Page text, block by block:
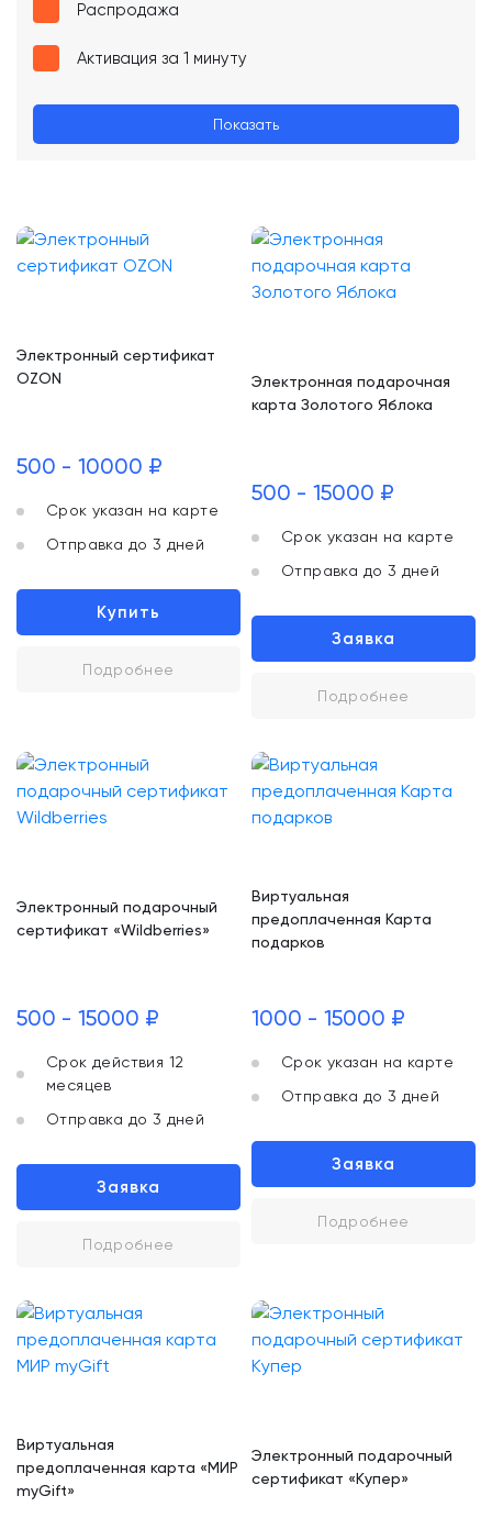
Распродажа
Активация за 1 минуту
Показать
Электронный сертификат
OZON
500 - 10000 ₽
Срок указан на карте
Отправка до 3 дней
Купить
Подробнее
Электронная подарочная
карта Золотого Яблока
500 - 15000 ₽
Срок указан на карте
Отправка до 3 дней
Заявка
Подробнее
Электронный подарочный
сертификат «Wildberries»
500 - 15000 ₽
Срок действия 12
месяцев
Отправка до 3 дней
Заявка
Подробнее
Виртуальная
предоплаченная Карта
подарков
1000 - 15000 ₽
Срок указан на карте
Отправка до 3 дней
Заявка
Подробнее
Виртуальная
предоплаченная карта «МИР
myGift»
Электронный подарочный
сертификат «Купер»